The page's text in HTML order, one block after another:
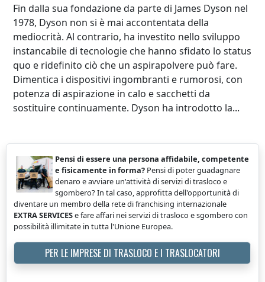
Fin dalla sua fondazione da parte di James Dyson nel
1978, Dyson non si è mai accontentata della
mediocrità. Al contrario, ha investito nello sviluppo
instancabile di tecnologie che hanno sfidato lo status
quo e ridefinito ciò che un aspirapolvere può fare.
Dimentica i dispositivi ingombranti e rumorosi, con
potenza di aspirazione in calo e sacchetti da
sostituire continuamente. Dyson ha introdotto la...
Pensi di essere una persona affidabile, competente
e fisicamente in forma? Pensi di poter guadagnare
denaro e avviare un'attività di servizi di trasloco e
sgombero? In tal caso, approfitta dell'opportunità di
diventare un membro della rete di franchising internazionale
EXTRA SERVICESe fare affari nei servizi di trasloco e sgombero con
possibilità illimitate in tutta l'Unione Europea.
PER LE IMPRESE DI TRASLOCO E I TRASLOCATORI